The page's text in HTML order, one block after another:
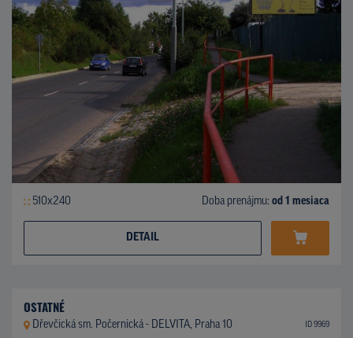
510x240 Doba prenájmu: od 1 mesiaca
DETAIL
OSTATNÉ
Dřevčická sm. Počernická - DELVITA, Praha 10 ID 9969